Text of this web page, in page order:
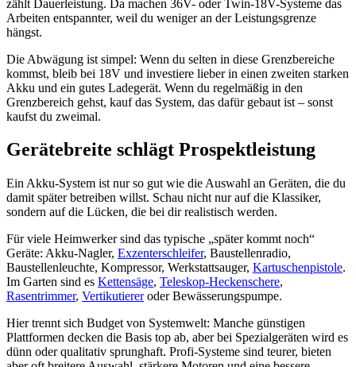
zählt Dauerleistung. Da machen 36V- oder Twin-18V-Systeme das
Arbeiten entspannter, weil du weniger an der Leistungsgrenze
hängst.
Die Abwägung ist simpel: Wenn du selten in diese Grenzbereiche
kommst, bleib bei 18V und investiere lieber in einen zweiten starken
Akku und ein gutes Ladegerät. Wenn du regelmäßig in den
Grenzbereich gehst, kauf das System, das dafür gebaut ist – sonst
kaufst du zweimal.
Gerätebreite schlägt Prospektleistung
Ein Akku-System ist nur so gut wie die Auswahl an Geräten, die du
damit später betreiben willst. Schau nicht nur auf die Klassiker,
sondern auf die Lücken, die bei dir realistisch werden.
Für viele Heimwerker sind das typische „später kommt noch“
Geräte: Akku-Nagler, Exzenterschleifer, Baustellenradio,
Baustellenleuchte, Kompressor, Werkstattsauger, Kartuschenpistole.
Im Garten sind es Kettensäge, Teleskop-Heckenschere,
Rasentrimmer, Vertikutiereroder Bewässerungspumpe.
Hier trennt sich Budget von Systemwelt: Manche günstigen
Plattformen decken die Basis top ab, aber bei Spezialgeräten wird es
dünn oder qualitativ sprunghaft. Profi-Systeme sind teurer, bieten